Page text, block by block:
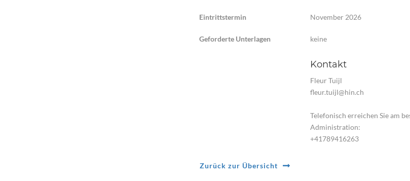
Eintrittstermin November 2026
Geforderte Unterlagen keine
Kontakt
Fleur Tuijl
fleur.tuijl@hin.ch
Telefonisch erreichen Sie am
Administration:
+41789416263
Zurück zur Übersicht